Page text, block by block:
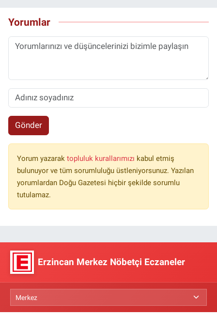
Yorumlar
Gönder
Yorum yazarak topluluk kurallarımızı kabul etmiş
bulunuyor ve tüm sorumluluğu üstleniyorsunuz. Yazılan
yorumlardan Doğu Gazetesi hiçbir şekilde sorumlu
tutulamaz.
Erzincan Merkez Nöbetçi Eczaneler